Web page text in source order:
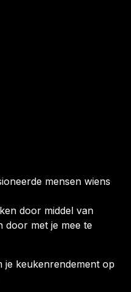
mensen wiens
door middel van
door met je mee te
je keukenrendement op